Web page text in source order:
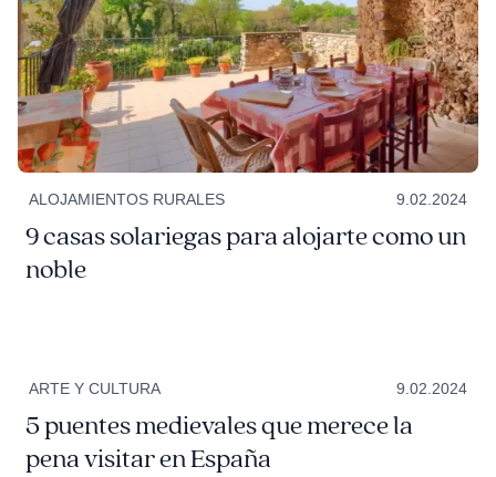
ALOJAMIENTOS RURALES 9.02.2024
9 casas solariegas para alojarte como un
noble
ARTE Y CULTURA 9.02.2024
5 puentes medievales que merece la
pena visitar en España